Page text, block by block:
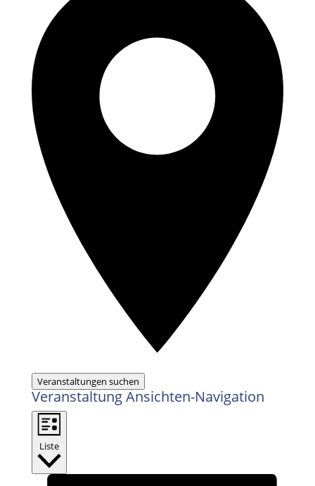
Veranstaltungen suchen
Veranstaltung Ansichten-Navigation
Liste